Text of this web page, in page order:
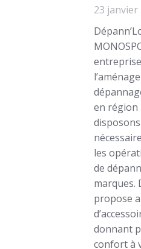
23 janvier
en région
les
de
marques.
propose
donnant
confort à